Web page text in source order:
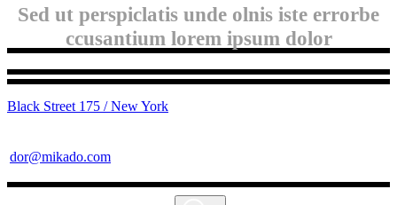
Sed ut perspiclatis unde olnis iste errorbe
ccusantium lorem ipsum dolor
Black Street 175 / New York
dor@mikado.com